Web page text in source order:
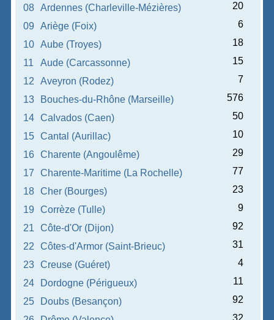
08
Ardennes (Charleville-Mézières)
20
09
Ariège (Foix)
6
10
Aube (Troyes)
18
11
Aude (Carcassonne)
15
12
Aveyron (Rodez)
7
13
Bouches-du-Rhône (Marseille)
576
14
Calvados (Caen)
50
15
Cantal (Aurillac)
10
16
Charente (Angoulême)
29
17
Charente-Maritime (La Rochelle)
77
18
Cher (Bourges)
23
19
Corrèze (Tulle)
9
21
Côte-d'Or (Dijon)
92
22
Côtes-d'Armor (Saint-Brieuc)
31
23
Creuse (Guéret)
4
24
Dordogne (Périgueux)
11
25
Doubs (Besançon)
92
32